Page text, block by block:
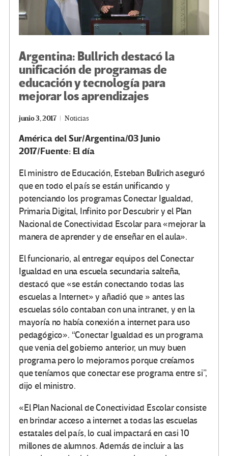
Argentina: Bullrich destacó la
unificación de programas de
educación y tecnología para
mejorar los aprendizajes
junio 3, 2017 Noticias
América del Sur/Argentina/03 Junio
2017/Fuente: El día
El ministro de Educación, Esteban Bullrich aseguró
que en todo el país se están unificando y
potenciando los programas Conectar Igualdad,
Primaria Digital, Infinito por Descubrir y el Plan
Nacional de Conectividad Escolar para «mejorar la
manera de aprender y de enseñar en el aula».
El funcionario, al entregar equipos del Conectar
Igualdad en una escuela secundaria salteña,
destacó que «se están conectando todas las
escuelas a Internet» y añadió que » antes las
escuelas sólo contaban con una intranet, y en la
mayoría no había conexión a internet para uso
pedagógico». “Conectar Igualdad es un programa
que venia del gobierno anterior, un muy buen
programa pero lo mejoramos porque creíamos
que teníamos que conectar ese programa entre si”,
dijo el ministro.
«El Plan Nacional de Conectividad Escolar consiste
en brindar acceso a internet a todas las escuelas
estatales del país, lo cual impactará en casi 10
millones de alumnos. Además de incluir a las